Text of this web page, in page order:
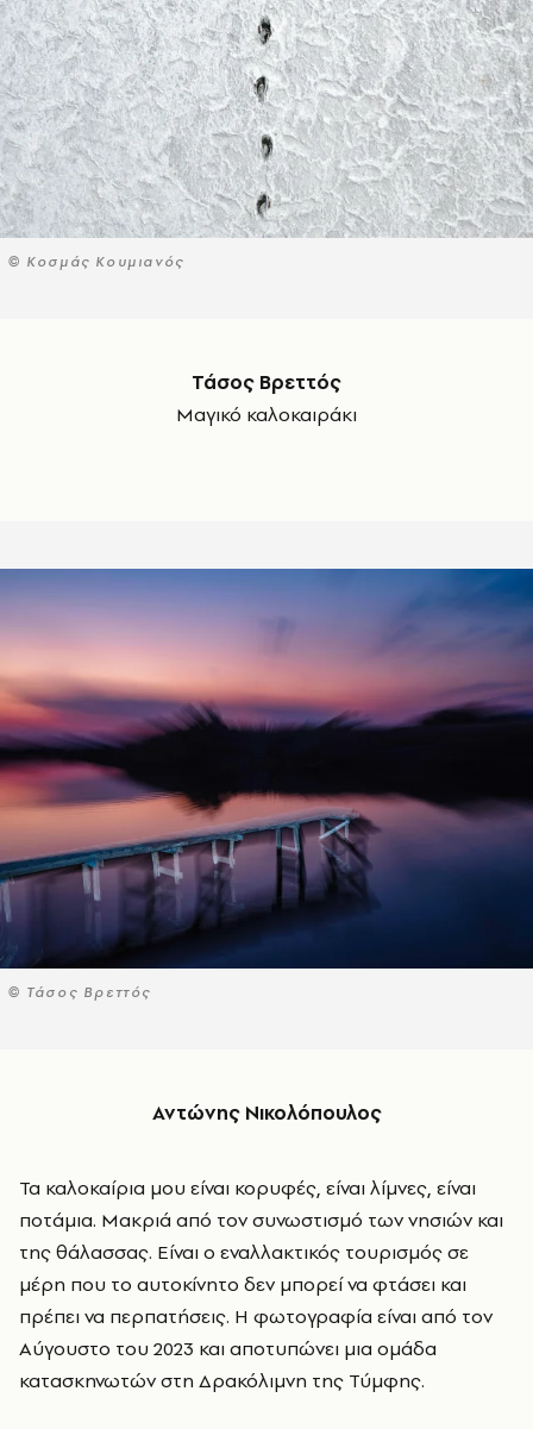
© Κοσμάς Κουμιανός
Τάσος Βρεττός
Μαγικό καλοκαιράκι
© Τάσος Βρεττός
Αντώνης Νικολόπουλος
Τα καλοκαίρια μου είναι κορυφές, είναι λίμνες, είναι
ποτάμια. Μακριά από τον συνωστισμό των νησιών και
της θάλασσας. Είναι ο εναλλακτικός τουρισμός σε
μέρη που το αυτοκίνητο δεν μπορεί να φτάσει και
πρέπει να περπατήσεις. Η φωτογραφία είναι από τον
Αύγουστο του 2023 και αποτυπώνει μια ομάδα
κατασκηνωτών στη Δρακόλιμνη της Τύμφης.